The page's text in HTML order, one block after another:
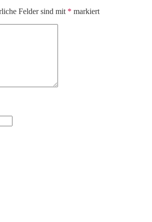
Felder sind mit * markiert